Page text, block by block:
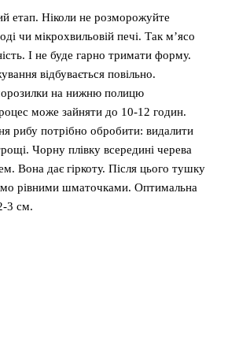
етап. Ніколи не розморожуйте
чи мікрохвильовій печі. Так м’ясо
І не буде гарно тримати форму.
відбувається повільно.
на нижню полицю
може зайняти до 10-12 годин.
рибу потрібно обробити: видалити
Чорну плівку всередині черева
Вона дає гіркоту. Після цього тушку
рівними шматочками. Оптимальна
3 см.